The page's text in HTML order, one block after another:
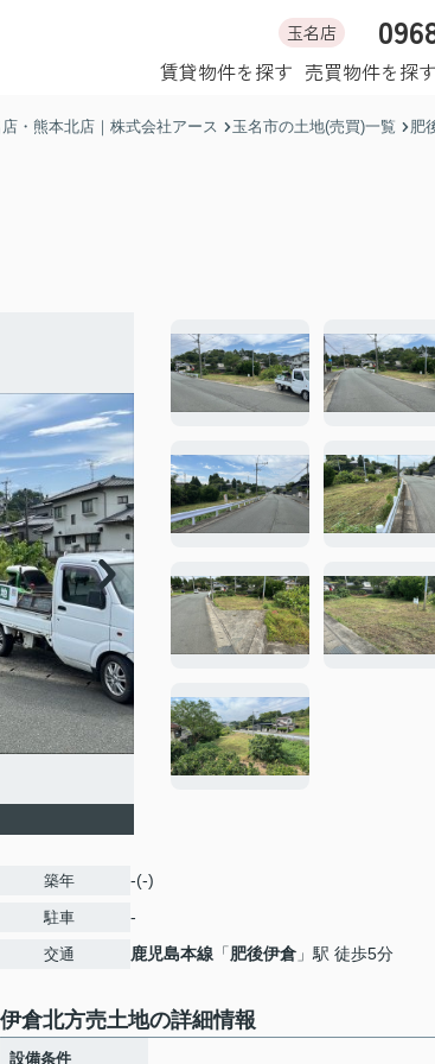
玉名店
賃貸物件を探す 売買物件を探
・熊本北店｜株式会社アース 玉名市の土地(売買)一覧 肥
築年 -(-)
駐車 -
交通 鹿児島本線 「肥後伊倉 」駅 徒歩5分
伊倉北方売土地の詳細情報
設備条件